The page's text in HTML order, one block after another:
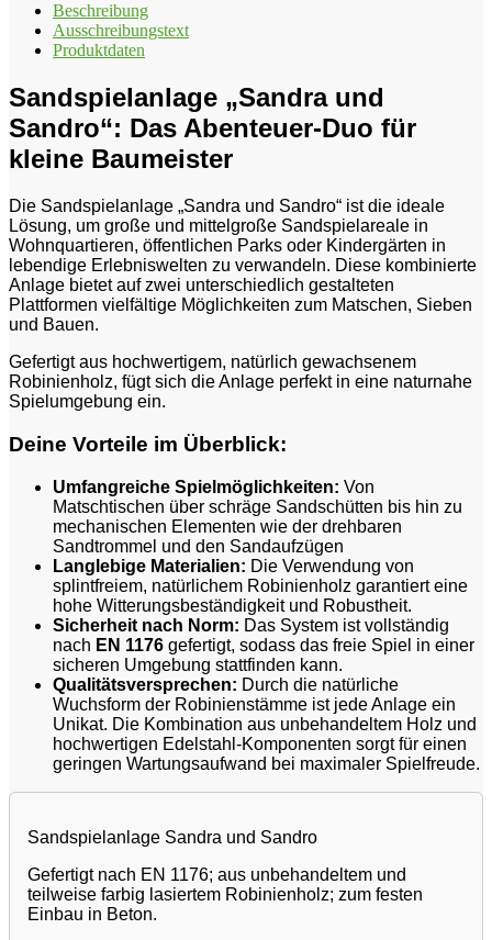
Beschreibung
Ausschreibungstext
Produktdaten
Sandspielanlage „Sandra und
Sandro“: Das Abenteuer-Duo für
kleine Baumeister
Die Sandspielanlage „Sandra und Sandro“ ist die ideale
Lösung, um große und mittelgroße Sandspielareale in
Wohnquartieren, öffentlichen Parks oder Kindergärten in
lebendige Erlebniswelten zu verwandeln. Diese kombinierte
Anlage bietet auf zwei unterschiedlich gestalteten
Plattformen vielfältige Möglichkeiten zum Matschen, Sieben
und Bauen.
Gefertigt aus hochwertigem, natürlich gewachsenem
Robinienholz, fügt sich die Anlage perfekt in eine naturnahe
Spielumgebung ein.
Deine Vorteile im Überblick:
Umfangreiche Spielmöglichkeiten: Von
Matschtischen über schräge Sandschütten bis hin zu
mechanischen Elementen wie der drehbaren
Sandtrommel und den Sandaufzügen
Langlebige Materialien: Die Verwendung von
splintfreiem, natürlichem Robinienholz garantiert eine
hohe Witterungsbeständigkeit und Robustheit.
Sicherheit nach Norm: Das System ist vollständig
nach EN 1176 gefertigt, sodass das freie Spiel in einer
sicheren Umgebung stattfinden kann.
Qualitätsversprechen: Durch die natürliche
Wuchsform der Robinienstämme ist jede Anlage ein
Unikat. Die Kombination aus unbehandeltem Holz und
hochwertigen Edelstahl-Komponenten sorgt für einen
geringen Wartungsaufwand bei maximaler Spielfreude.
Sandspielanlage Sandra und Sandro
Gefertigt nach EN 1176; aus unbehandeltem und
teilweise farbig lasiertem Robinienholz; zum festen
Einbau in Beton.